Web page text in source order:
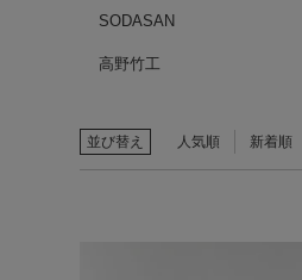
SODASAN
高野竹工
並び替え 人気順 新着順